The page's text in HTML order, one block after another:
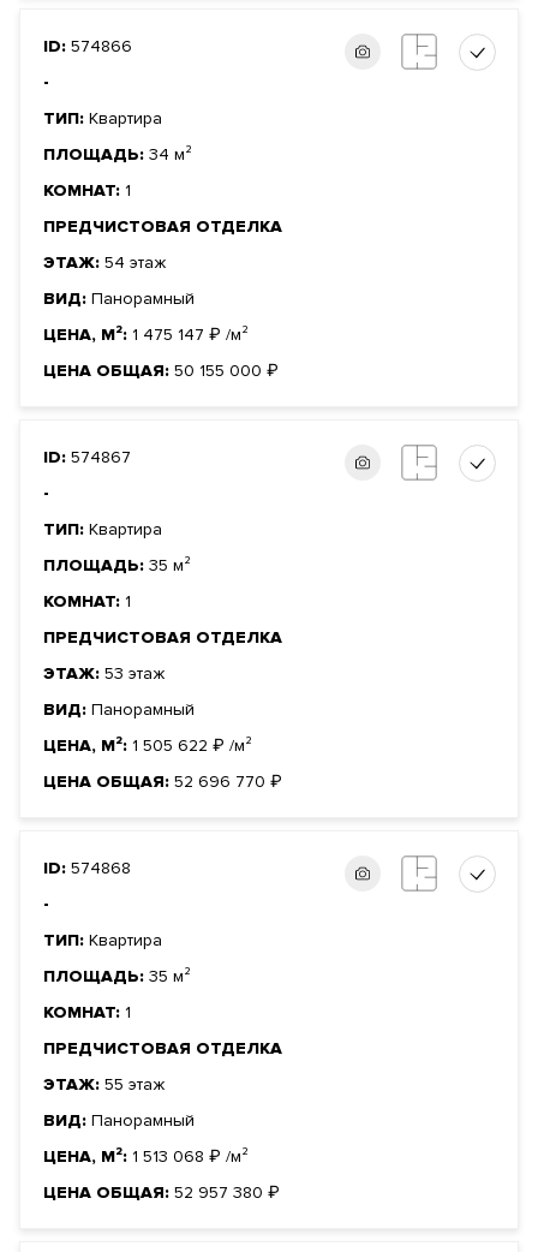
ID: 574866
-
ТИП: Квартира
ПЛОЩАДЬ: 34 м²
КОМНАТ: 1
ПРЕДЧИСТОВАЯ ОТДЕЛКА
ЭТАЖ: 54 этаж
ВИД: Панорамный
ЦЕНА, М²: 1 475 147 ₽ /м²
ЦЕНА ОБЩАЯ: 50 155 000 ₽
ID: 574867
-
ТИП: Квартира
ПЛОЩАДЬ: 35 м²
КОМНАТ: 1
ПРЕДЧИСТОВАЯ ОТДЕЛКА
ЭТАЖ: 53 этаж
ВИД: Панорамный
ЦЕНА, М²: 1 505 622 ₽ /м²
ЦЕНА ОБЩАЯ: 52 696 770 ₽
ID: 574868
-
ТИП: Квартира
ПЛОЩАДЬ: 35 м²
КОМНАТ: 1
ПРЕДЧИСТОВАЯ ОТДЕЛКА
ЭТАЖ: 55 этаж
ВИД: Панорамный
ЦЕНА, М²: 1 513 068 ₽ /м²
ЦЕНА ОБЩАЯ: 52 957 380 ₽